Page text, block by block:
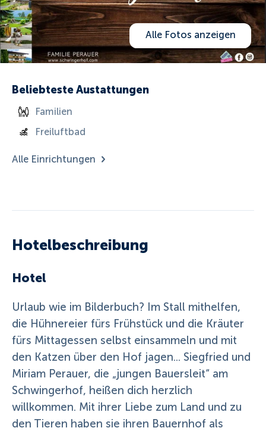
Alle Fotos anzeigen
Beliebteste Austattungen
Familien
Freiluftbad
Alle Einrichtungen
Hotelbeschreibung
Hotel
Urlaub wie im Bilderbuch? Im Stall mithelfen,
die Hühnereier fürs Frühstück und die Kräuter
fürs Mittagessen selbst einsammeln und mit
den Katzen über den Hof jagen... Siegfried und
Miriam Perauer, die „jungen Bauersleit“ am
Schwingerhof, heißen dich herzlich
willkommen. Mit ihrer Liebe zum Land und zu
den Tieren haben sie ihren Bauernhof als